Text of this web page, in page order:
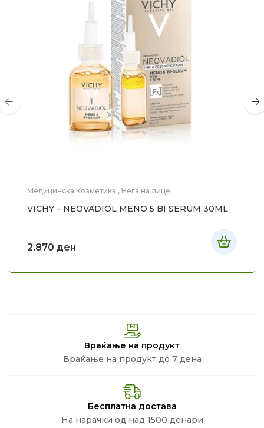
Медицинска Козметика , Нега на лице
VICHY – NEOVADIOL MENO 5 BI SERUM 30ML
2.870 ден
Враќање на продукт
Враќање на продукт до 7 дена
Бесплатна достава
На нарачки од над 1500 денари